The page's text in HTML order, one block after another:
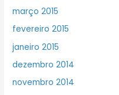
março 2015
fevereiro 2015
janeiro 2015
dezembro 2014
novembro 2014